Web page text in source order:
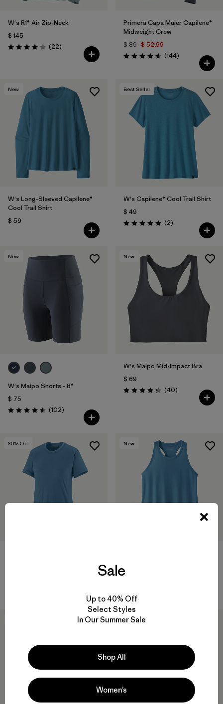
W's R1® Air Zip-Neck
$ 145
Valoración: 4.0 / 5
(22Comentarios
)
Primera Capa Mujer Capilene®
Midweight Crew
$ 89 $ 52,99
Valoración: 4.6 / 5
(144Comentarios
)
New
W's Long-Sleeved Capilene®
Cool Trail Shirt
$ 59
Best Seller
W's Capilene® Cool Trail Shirt
$ 49
Valoración: 5.0 / 5
(2Comentarios
)
New
W's Maipo Shorts - 8"
$ 75
Valoración: 4.6 / 5
(102Comentarios
)
New
W's Maipo Mid-Impact Bra
$ 69
Valoración: 4.3 / 5
(40Comentarios
)
30% Off New
New
Sale
Up to 40% Off
Select Styles
In Our Summer Sale
Shop All
Women’s